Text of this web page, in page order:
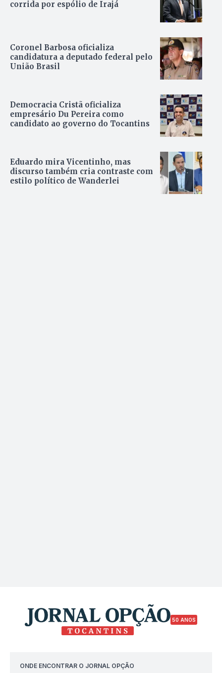
corrida por espólio de Irajá
Coronel Barbosa oficializa
candidatura a deputado federal pelo
União Brasil
Democracia Cristã oficializa
empresário Du Pereira como
candidato ao governo do Tocantins
Eduardo mira Vicentinho, mas
discurso também cria contraste com
estilo político de Wanderlei
50 ANOS
ONDE ENCONTRAR O JORNAL OPÇÃO